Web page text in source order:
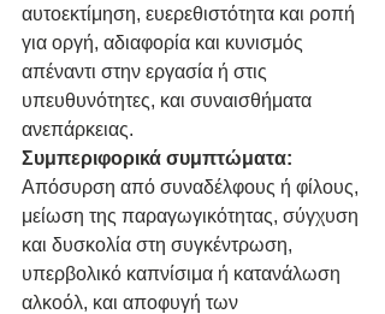
αυτοεκτίμηση, ευερεθιστότητα και ροπή
για οργή, αδιαφορία και κυνισμός
απέναντι στην εργασία ή στις
υπευθυνότητες, και συναισθήματα
ανεπάρκειας.
Συμπεριφορικά συμπτώματα:
Απόσυρση από συναδέλφους ή φίλους,
μείωση της παραγωγικότητας, σύγχυση
και δυσκολία στη συγκέντρωση,
υπερβολικό καπνίσιμα ή κατανάλωση
αλκοόλ, και αποφυγή των